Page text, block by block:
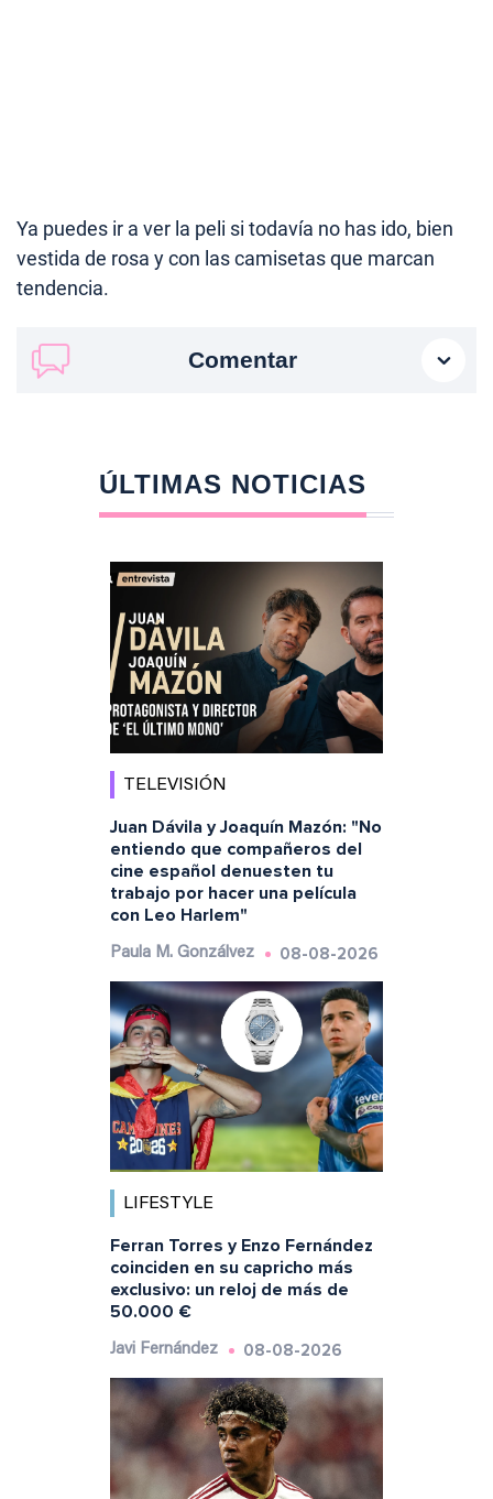
Ya puedes ir a ver la peli si todavía no has ido, bien
vestida de rosa y con las camisetas que marcan
tendencia.
Comentar
ÚLTIMAS NOTICIAS
TELEVISIÓN
Juan Dávila y Joaquín Mazón: "No
entiendo que compañeros del
cine español denuesten tu
trabajo por hacer una película
con Leo Harlem"
Paula M. Gonzálvez 08-08-2026
LIFESTYLE
Ferran Torres y Enzo Fernández
coinciden en su capricho más
exclusivo: un reloj de más de
50.000 €
Javi Fernández 08-08-2026